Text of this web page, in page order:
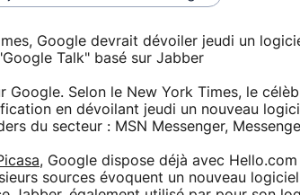
Google devrait dévoiler jeudi un
Talk" basé sur Jabber
Google. Selon le New York Times, le
en dévoilant jeudi un nouveau
du secteur : MSN Messenger,
, Google dispose déjà avec
sources évoquent un nouveau